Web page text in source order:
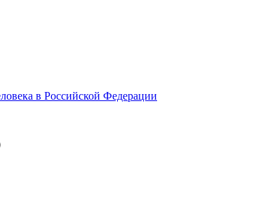
в Российской Федерации